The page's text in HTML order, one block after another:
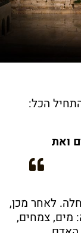
הכל:
ואת
לאחר מכן,
מים, צמחים,